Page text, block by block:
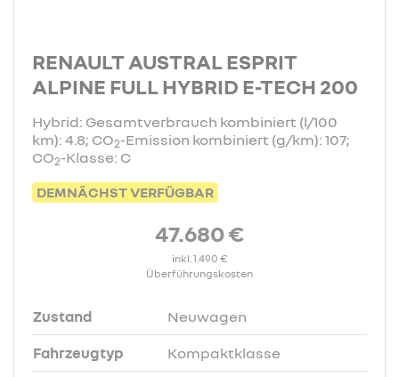
RENAULT AUSTRAL ESPRIT
ALPINE FULL HYBRID E-TECH 200
Hybrid: Gesamtverbrauch kombiniert (l/100
km): 4.8; CO2-Emission kombiniert (g/km): 107;
CO2-Klasse: C
DEMNÄCHST VERFÜGBAR
47.680 €
inkl. 1.490 €
Überführungskosten
Zustand Neuwagen
Fahrzeugtyp Kompaktklasse